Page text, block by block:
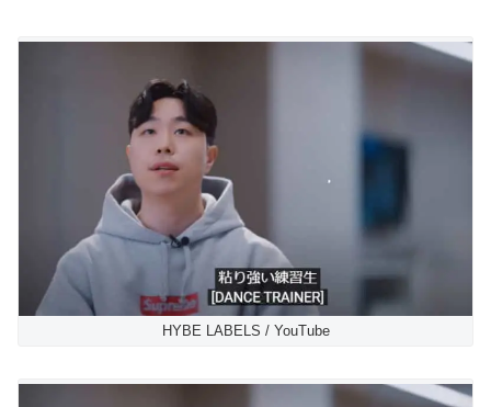
HYBE LABELS / YouTube